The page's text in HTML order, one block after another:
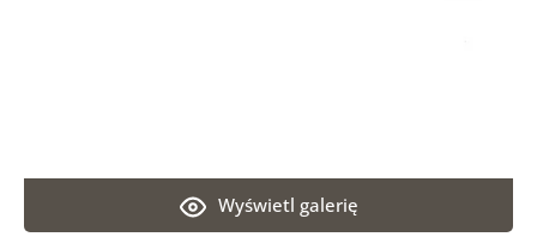
Wyświetl galerię